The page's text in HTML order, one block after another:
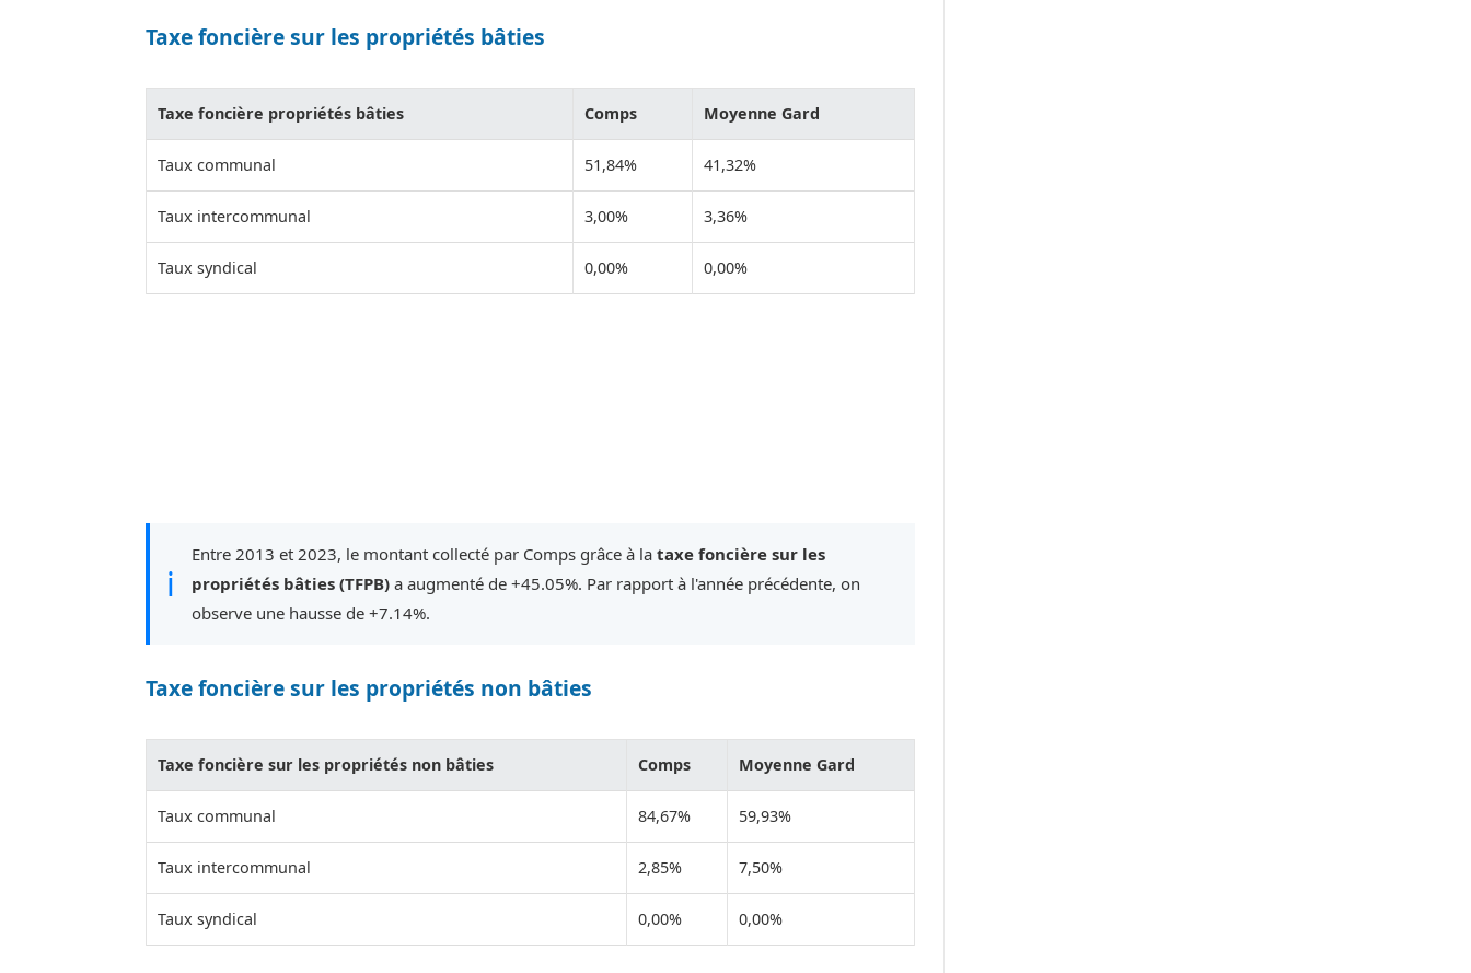
Taxe foncière sur les propriétés bâties
Taxe foncière propriétés bâties Comps Moyenne Gard
Taux communal 51,84% 41,32%
Taux intercommunal 3,00% 3,36%
Taux syndical 0,00% 0,00%
ℹ
Entre 2013 et 2023, le montant collecté par Comps grâce à la taxe foncière sur les
propriétés bâties (TFPB) a augmenté de +45.05%. Par rapport à l'année précédente, on
observe une hausse de +7.14%.
Taxe foncière sur les propriétés non bâties
Taxe foncière sur les propriétés non bâties Comps Moyenne Gard
Taux communal 84,67% 59,93%
Taux intercommunal 2,85% 7,50%
Taux syndical 0,00% 0,00%